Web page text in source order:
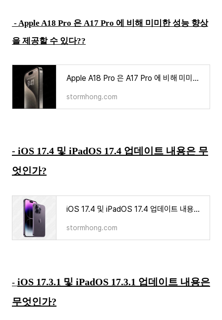
- Apple A18 Pro 은 A17 Pro 에 비해 미미한 성능 향상
을 제공할 수 있다??
Apple A18 Pro 은 A17 Pro 에 비해 미미한 성능 향상을 제공할 수 있다??
stormhong.com
- iOS 17.4 및 iPadOS 17.4 업데이트 내용은 무
엇인가?
iOS 17.4 및 iPadOS 17.4 업데이트 내용은 무엇인가?
stormhong.com
- iOS 17.3.1 및 iPadOS 17.3.1 업데이트 내용은
무엇인가?